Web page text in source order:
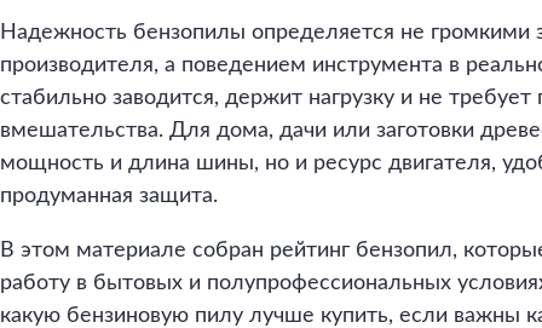
Надежность бензопилы определяется не громкими
производителя, а поведением инструмента в
стабильно заводится, держит нагрузку и не требует
вмешательства. Для дома, дачи или заготовки
мощность и длина шины, но и ресурс двигателя,
продуманная защита.
В этом материале собран рейтинг бензопил,
работу в бытовых и полупрофессиональных
какую бензиновую пилу лучше купить, если важны